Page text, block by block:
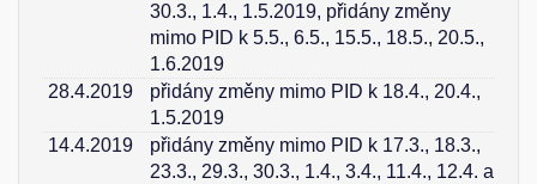
30.3., 1.4., 1.5.2019, přidány změny
mimo PID k 5.5., 6.5., 15.5., 18.5., 20.5.,
1.6.2019
28.4.2019
přidány změny mimo PID k 18.4., 20.4.,
1.5.2019
14.4.2019
přidány změny mimo PID k 17.3., 18.3.,
23.3., 29.3., 30.3., 1.4., 3.4., 11.4., 12.4. a